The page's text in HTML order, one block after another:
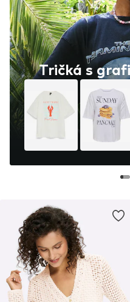
Tričká s